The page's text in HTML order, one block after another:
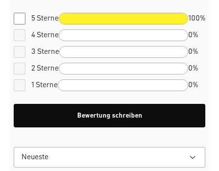
5 Sterne 100%
4 Sterne 0%
3 Sterne 0%
2 Sterne 0%
1 Sterne 0%
Bewertung schreiben